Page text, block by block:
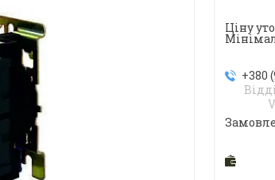
Ціну
+380